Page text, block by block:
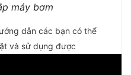
máy bơm
dẫn các bạn có thể
và sử dụng được